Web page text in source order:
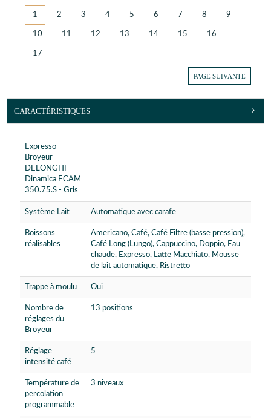
1 2 3 4 5 6 7 8 9
10 11 12 13 14 15 16
17
PAGE SUIVANTE
CARACTÉRISTIQUES
Expresso
Broyeur
DELONGHI
Dinamica ECAM
350.75.S - Gris
Système Lait Automatique avec carafe
Boissons
réalisables
Americano, Café, Café Filtre (basse pression),
Café Long (Lungo), Cappuccino, Doppio, Eau
chaude, Expresso, Latte Macchiato, Mousse
de lait automatique, Ristretto
Trappe à moulu Oui
Nombre de
réglages du
Broyeur
13 positions
Réglage
intensité café
5
Température de
percolation
programmable
3 niveaux